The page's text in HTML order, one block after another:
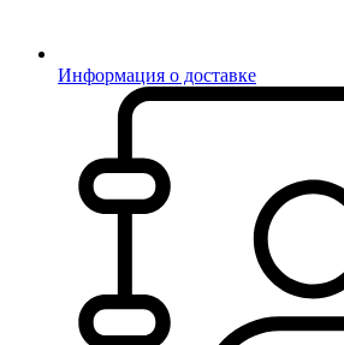
Информация о доставке